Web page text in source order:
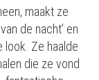
maakt ze
de nacht’ en
look. Ze haalde
die ze vond